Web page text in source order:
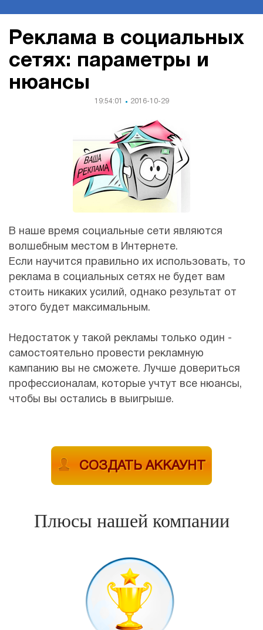
Реклама в социальных
сетях: параметры и
нюансы
19:54:01 2016-10-29
В наше время социальные сети являются
волшебным местом в Интернете.
Если научится правильно их использовать, то
реклама в социальных сетях не будет вам
стоить никаких усилий, однако результат от
этого будет максимальным.
Недостаток у такой рекламы только один -
самостоятельно провести рекламную
кампанию вы не сможете. Лучше довериться
профессионалам, которые учтут все нюансы,
чтобы вы остались в выигрыше.
СОЗДАТЬ АККАУНТ
Плюсы нашей компании